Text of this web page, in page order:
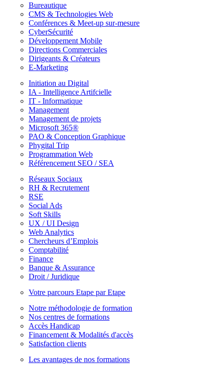
Bureautique
CMS & Technologies Web
Conférences & Meet-up sur-mesure
CyberSécurité
Développement Mobile
Directions Commerciales
Dirigeants & Créateurs
E-Marketing
Initiation au Digital
IA - Intelligence Artifcielle
IT - Informatique
Management
Management de projets
Microsoft 365®
PAO & Conception Graphique
Phygital Trip
Programmation Web
Référencement SEO / SEA
Réseaux Sociaux
RH & Recrutement
RSE
Social Ads
Soft Skills
UX / UI Design
Web Analytics
Chercheurs d’Emplois
Comptabilité
Finance
Banque & Assurance
Droit / Juridique
Votre parcours Etape par Etape
Notre méthodologie de formation
Nos centres de formations
Accès Handicap
Financement & Modalités d'accès
Satisfaction clients
Les avantages de nos formations